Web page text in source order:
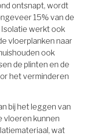
ontsnapt, wordt
15% van de
werkt ook
vloerplanken naar
ook
de plinten en de
het verminderen
bij het leggen van
vloeren kunnen
wat